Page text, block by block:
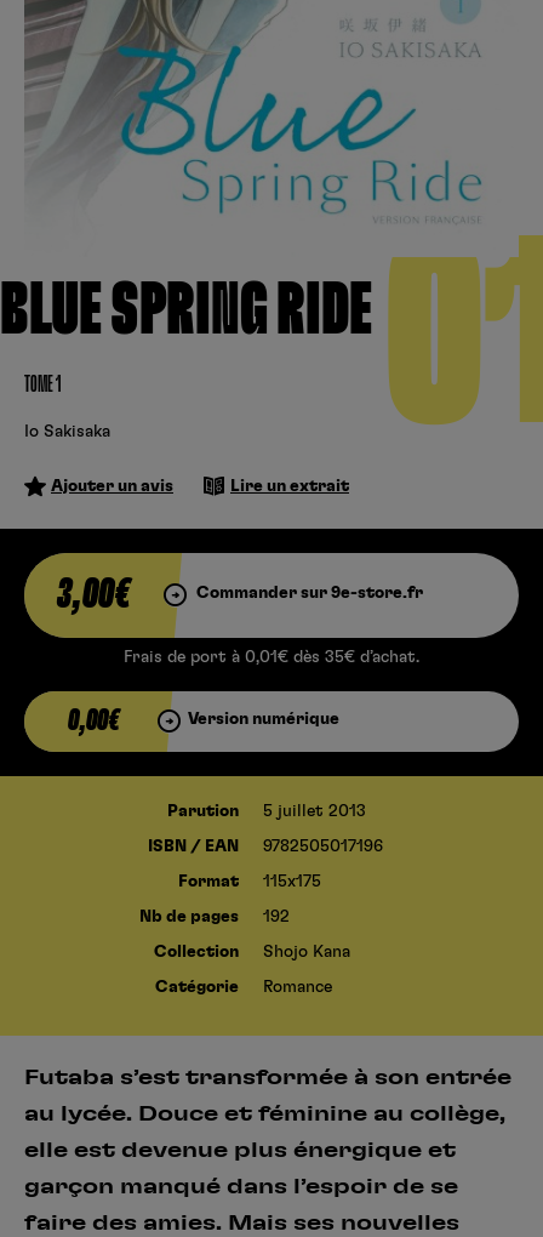
BLUE SPRING RIDE
TOME 1
Io Sakisaka
Ajouter un avis Lire un extrait
3,00€ Commander sur 9e-store.fr
Frais de port à 0,01€ dès 35€ d’achat.
0,00€ Version numérique
Parution 5 juillet 2013
ISBN / EAN 9782505017196
Format 115x175
Nb de pages 192
Collection Shojo Kana
Catégorie Romance
Futaba s’est transformée à son entrée
au lycée. Douce et féminine au collège,
elle est devenue plus énergique et
garçon manqué dans l’espoir de se
faire des amies. Mais ses nouvelles
Cultura
Se connecter S’inscrire
Hunter x Hunter
Fire Force
Black Butler